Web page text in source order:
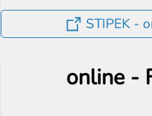
STIPEK -
online -